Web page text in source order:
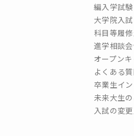
編入学試験
大学院入試
科目等履
進学相談
オープン
よくある
卒業生イ
未来大生
入試の変更